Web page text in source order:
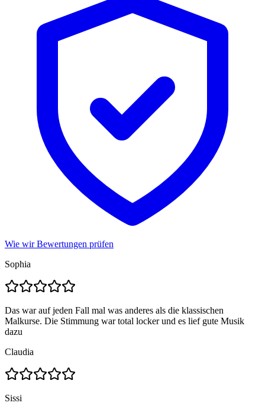
Wie wir Bewertungen prüfen
Sophia
Das war auf jeden Fall mal was anderes als die klassischen
Malkurse. Die Stimmung war total locker und es lief gute Musik
dazu
Claudia
Sissi